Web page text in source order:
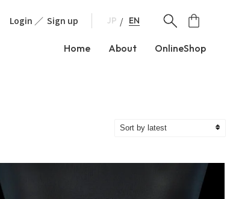
Login Sign up JP EN
Home About OnlineShop